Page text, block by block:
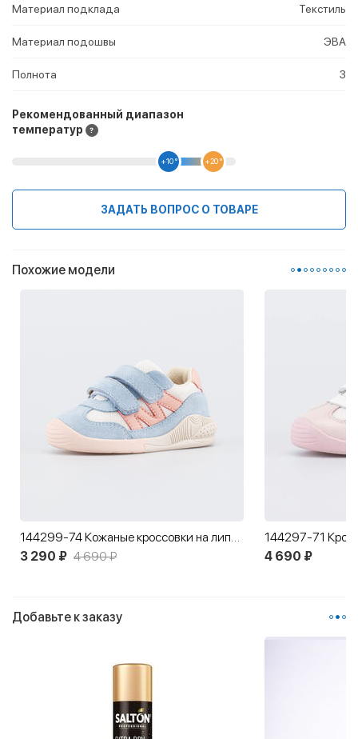
Материал подклада Текстиль
Материал подошвы ЭВА
Полнота 3
Рекомендованный диапазон
температур
+10 ° +20 °
ЗАДАТЬ ВОПРОС О ТОВАРЕ
Похожие модели
144299-74 Кожаные кроссовки на липучках
3 290 ₽ 4 690 ₽ 4 690 ₽
Добавьте к заказу